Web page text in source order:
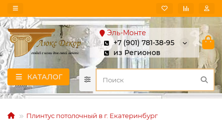
Эль-Монте
+7 (901) 781-38-95
из Регионов
КАТАЛОГ
Плинтус потолочный в г. Екатеринбург